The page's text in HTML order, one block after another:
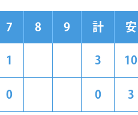
7 8 9 計 安
1 3 10
0 0 3